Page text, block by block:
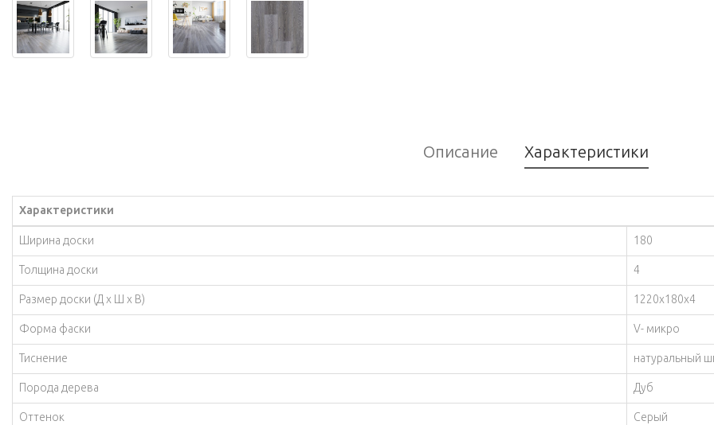
Описание Характеристики
Характеристики
Ширина доски 180
Толщина доски 4
Размер доски (Д х Ш х В) 1220х180х4
Форма фаски V- микро
Тиснение натуральный
Порода дерева Дуб
Оттенок Серый